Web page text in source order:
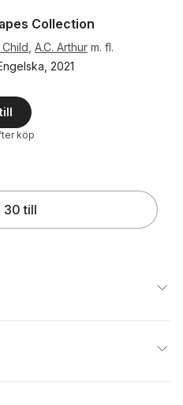
Collection
A.C. Arthur m. fl.
2021
köp
30 till